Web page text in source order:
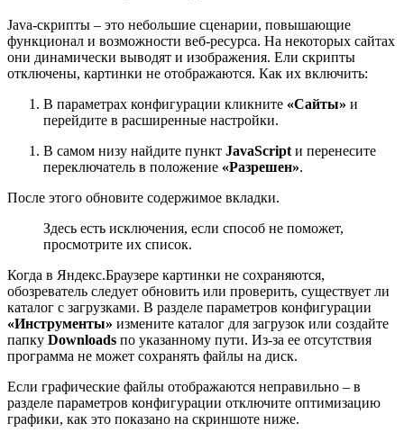
Java-скрипты – это небольшие сценарии, повышающие
функционал и возможности веб-ресурса. На некоторых сайтах
они динамически выводят и изображения. Ели скрипты
отключены, картинки не отображаются. Как их включить:
В параметрах конфигурации кликните «Сайты» и
перейдите в расширенные настройки.
В самом низу найдите пункт JavaScript и перенесите
переключатель в положение «Разрешен».
После этого обновите содержимое вкладки.
Здесь есть исключения, если способ не поможет,
просмотрите их список.
Когда в Яндекс.Браузере картинки не сохраняются,
обозреватель следует обновить или проверить, существует ли
каталог с загрузками. В разделе параметров конфигурации
«Инструменты» измените каталог для загрузок или создайте
папку Downloads по указанному пути. Из-за ее отсутствия
программа не может сохранять файлы на диск.
Если графические файлы отображаются неправильно – в
разделе параметров конфигурации отключите оптимизацию
графики, как это показано на скриншоте ниже.